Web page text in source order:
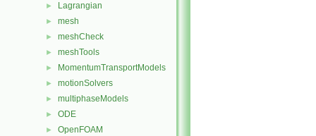
► Lagrangian
► mesh
► meshCheck
► meshTools
► MomentumTransportModels
► motionSolvers
► multiphaseModels
► ODE
► OpenFOAM